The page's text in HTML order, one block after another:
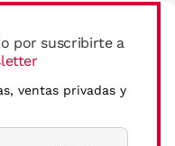
por suscribirte a
ventas privadas y